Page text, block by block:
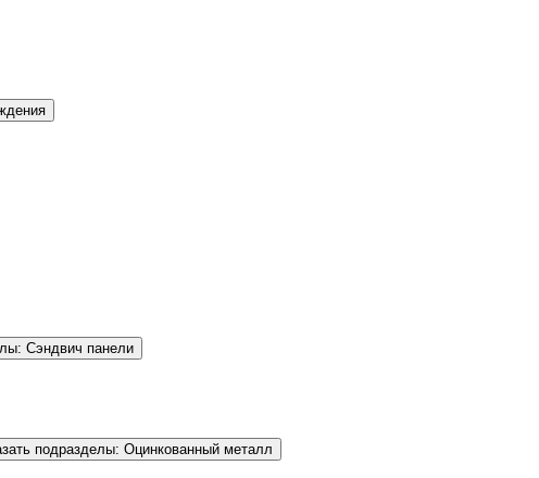
Сэндвич панели
подразделы: Оцинкованный металл